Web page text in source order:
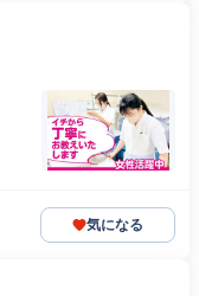
気になる